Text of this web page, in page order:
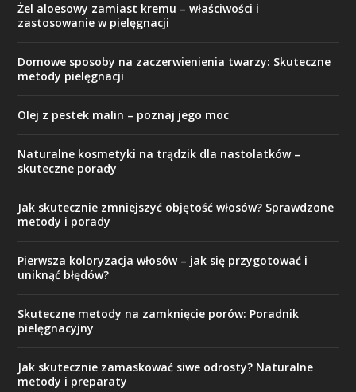
Żel aloesowy zamiast kremu – właściwości i
zastosowanie w pielęgnacji
Domowe sposoby na zaczerwienienia twarzy: Skuteczne
metody pielęgnacji
Olej z pestek malin – poznaj jego moc
Naturalne kosmetyki na trądzik dla nastolatków –
skuteczne porady
Jak skutecznie zmniejszyć objętość włosów? Sprawdzone
metody i porady
Pierwsza koloryzacja włosów – jak się przygotować i
uniknąć błędów?
Skuteczne metody na zamknięcie porów: Poradnik
pielęgnacyjny
Jak skutecznie zamaskować siwe odrosty? Naturalne
metody i preparaty